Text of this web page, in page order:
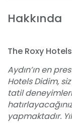
Hakkında
The Roxy
Aydın’ın en
Hotels Didim,
tatil
yapmaktadır.